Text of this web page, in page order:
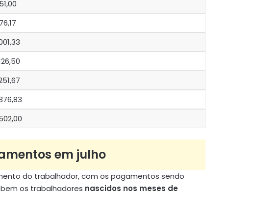
em julho
do trabalhador, com os pagamentos sendo
os trabalhadores nascidos nos meses de